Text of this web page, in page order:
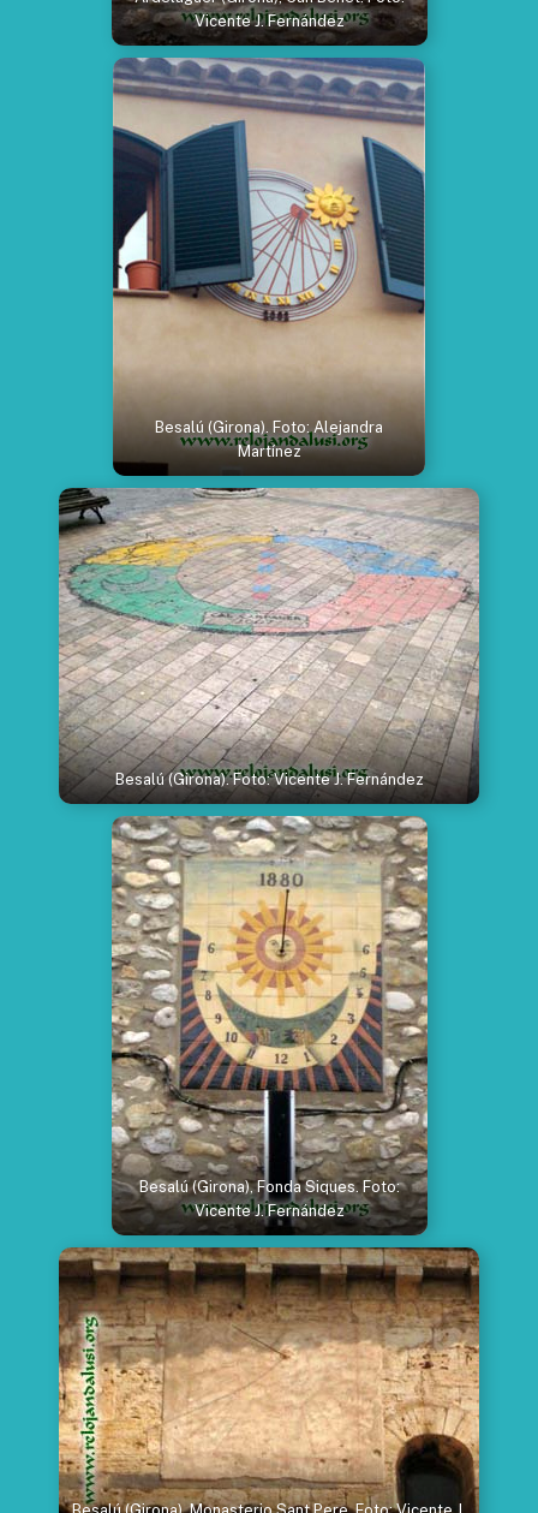
Vicente J. Fernández
Besalú (Girona). Foto: Alejandra
Martínez
Besalú (Girona). Foto: Vicente J. Fernández
Besalú (Girona), Fonda Siques. Foto:
Vicente J. Fernández